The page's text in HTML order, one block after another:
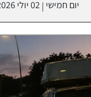
יום חמישי |02 יולי 2026